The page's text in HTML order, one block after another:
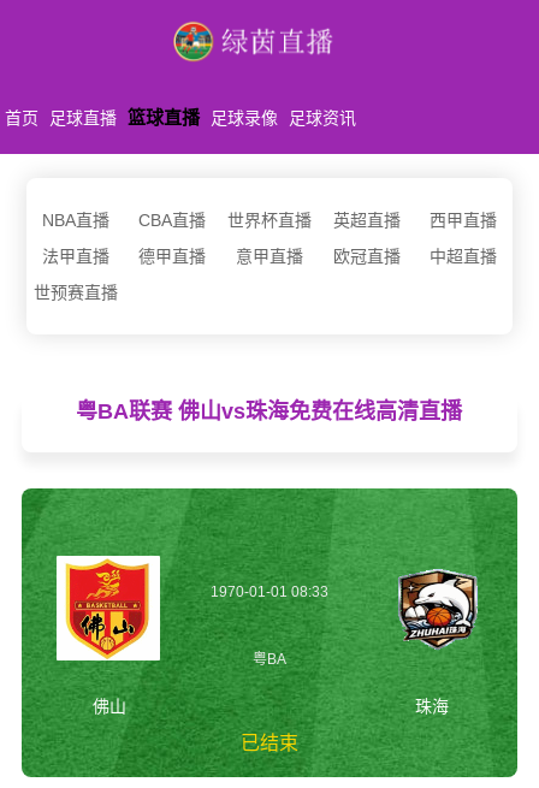
首页 足球直播 篮球直播 足球录像 足球资讯
NBA直播 CBA直播 世界杯直播 英超直播
西甲直播
法甲直播
德甲直播 意甲直播 欧冠直播
中超直播
世预赛直播
粤BA联赛 佛山vs珠海免费在线高清直播
佛山
1970-01-01 08:33
粤BA
已结束
珠海